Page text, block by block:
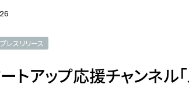
プレスリリース
トアップ応援チャンネル